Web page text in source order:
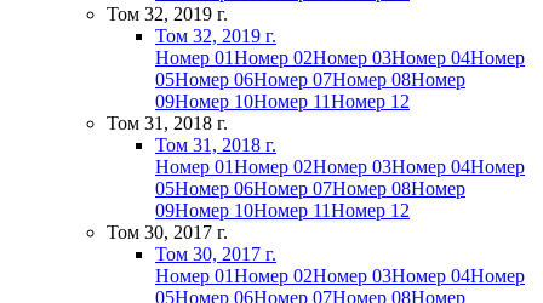
Том 32, 2019 г.
Том 32, 2019 г.
Номер 01Номер 02Номер 03Номер 04Номер
05Номер 06Номер 07Номер 08Номер
09Номер 10Номер 11Номер 12
Том 31, 2018 г.
Том 31, 2018 г.
Номер 01Номер 02Номер 03Номер 04Номер
05Номер 06Номер 07Номер 08Номер
09Номер 10Номер 11Номер 12
Том 30, 2017 г.
Том 30, 2017 г.
Номер 01Номер 02Номер 03Номер 04Номер
05Номер 06Номер 07Номер 08Номер